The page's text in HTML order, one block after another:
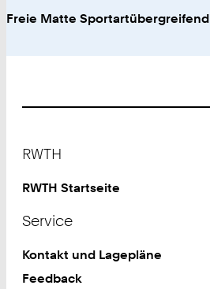
Freie Matte Sportartübergreifend
RWTH
RWTH Startseite
Service
Kontakt und Lagepläne
Feedback